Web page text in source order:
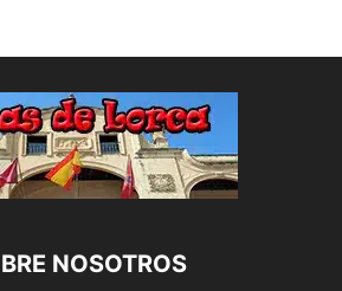
NOSOTROS